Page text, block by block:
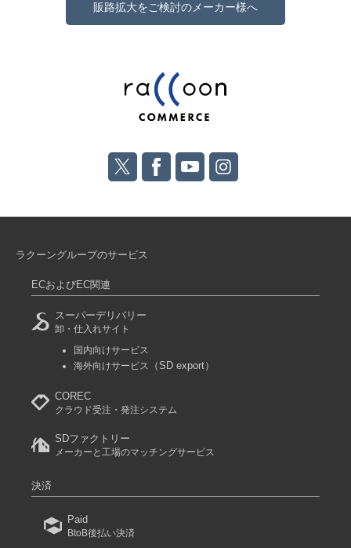
販路拡大をご検討のメーカー様へ
ラクーングループのサービス
ECおよびEC関連
スーパーデリバリー
卸・仕入れサイト
国内向けサービス
海外向けサービス
（SD export）
COREC
クラウド受注・発注システム
SDファクトリー
メーカーと工場のマッチングサービス
決済
Paid
BtoB後払い決済